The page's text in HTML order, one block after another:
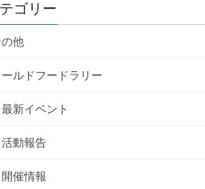
ゴリー
の他
ールドフードラリー
最新イベント
活動報告
開催情報